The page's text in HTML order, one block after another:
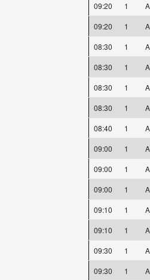
09:20
1
09:20
1
08:30
1
08:30
1
08:30
1
08:30
1
08:40
1
09:00
1
09:00
1
09:00
1
09:10
1
09:10
1
09:30
1
09:30
1